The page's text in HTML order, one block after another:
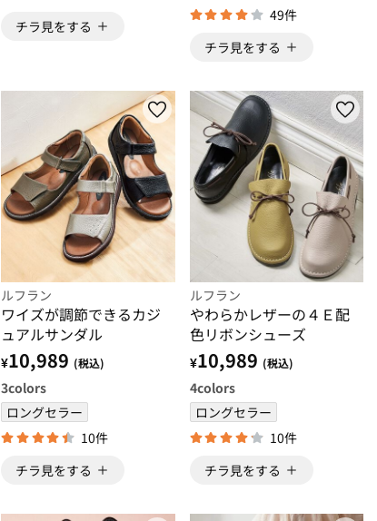
チラ見をする
49件
チラ見をする
ルフラン
ワイズが調節できるカジ
ュアルサンダル
¥10,989 (税込)
3colors
ロングセラー
10件
チラ見をする
ルフラン
やわらかレザーの４Ｅ配
色リボンシューズ
¥10,989 (税込)
4colors
ロングセラー
10件
チラ見をする